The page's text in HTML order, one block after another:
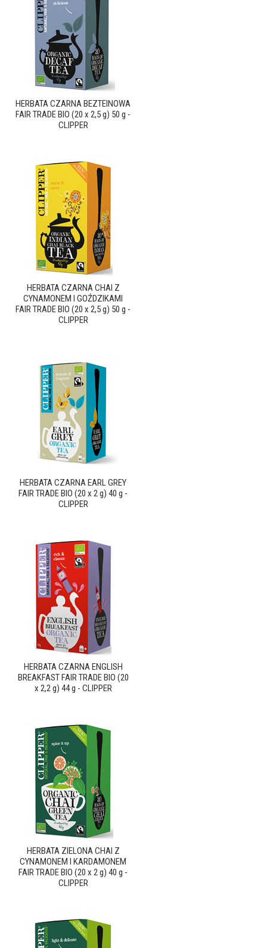
HERBATA CZARNA BEZTEINOWA
FAIR TRADE BIO (20 x 2,5 g) 50 g -
CLIPPER
HERBATA CZARNA CHAI Z
CYNAMONEM I GOŹDZIKAMI
FAIR TRADE BIO (20 x 2,5 g) 50 g -
CLIPPER
HERBATA CZARNA EARL GREY
FAIR TRADE BIO (20 x 2 g) 40 g -
CLIPPER
HERBATA CZARNA ENGLISH
BREAKFAST FAIR TRADE BIO (20
x 2,2 g) 44 g - CLIPPER
HERBATA ZIELONA CHAI Z
CYNAMONEM I KARDAMONEM
FAIR TRADE BIO (20 x 2 g) 40 g -
CLIPPER